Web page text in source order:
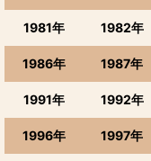
1981年 1982年
1986年 1987年
1991年 1992年
1996年 1997年